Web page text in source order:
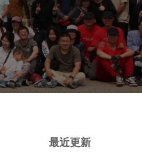
最近更新